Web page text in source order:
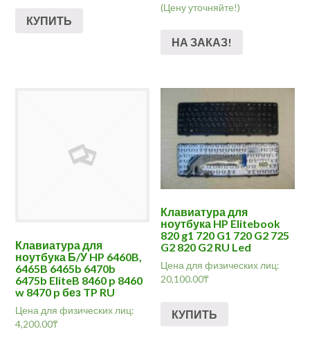
КУПИТЬ
(Цену уточняйте!)
НА ЗАКАЗ!
Клавиатура для
ноутбука Б/У HP 6460B,
6465B 6465b 6470b
6475b EliteB 8460 p 8460
w 8470 p без TP RU
Цена для физических лиц:
4,200.00₸
Клавиатура для
ноутбука HP Elitebook
820 g1 720 G1 720 G2 725
G2 820 G2 RU Led
Цена для физических лиц:
20,100.00₸
КУПИТЬ